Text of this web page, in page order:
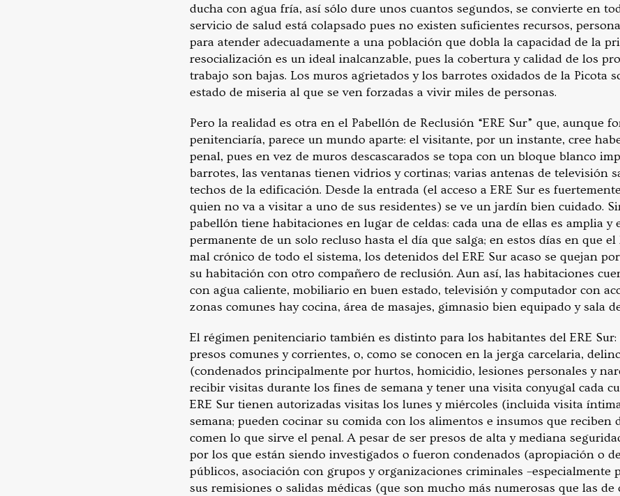
ducha con agua fría, así sólo dure unos cuantos segundos, se convierte en
servicio de salud está colapsado pues no existen suficientes recursos,
para atender adecuadamente a una población que dobla la capacidad de la
resocialización es un ideal inalcanzable, pues la cobertura y calidad de los
trabajo son bajas. Los muros agrietados y los barrotes oxidados de la Picota
estado de miseria al que se ven forzadas a vivir miles de personas.
Pero la realidad es otra en el Pabellón de Reclusión “ERE Sur” que, aunque
penitenciaría, parece un mundo aparte: el visitante, por un instante, cree
penal, pues en vez de muros descascarados se topa con un bloque blanco
barrotes, las ventanas tienen vidrios y cortinas; varias antenas de televisión
techos de la edificación. Desde la entrada (el acceso a ERE Sur es
quien no va a visitar a uno de sus residentes) se ve un jardín bien cuidado.
pabellón tiene habitaciones en lugar de celdas: cada una de ellas es amplia y
permanente de un solo recluso hasta el día que salga; en estos días en que
mal crónico de todo el sistema, los detenidos del ERE Sur acaso se quejan
su habitación con otro compañero de reclusión. Aun así, las habitaciones
con agua caliente, mobiliario en buen estado, televisión y computador con
zonas comunes hay cocina, área de masajes, gimnasio bien equipado y sala
El régimen penitenciario también es distinto para los habitantes del ERE
presos comunes y corrientes, o, como se conocen en la jerga carcelaria,
(condenados principalmente por hurtos, homicidio, lesiones personales y
recibir visitas durante los fines de semana y tener una visita conyugal cada
ERE Sur tienen autorizadas visitas los lunes y miércoles (incluida visita
semana; pueden cocinar su comida con los alimentos e insumos que reciben
comen lo que sirve el penal. A pesar de ser presos de alta y mediana
por los que están siendo investigados o fueron condenados (apropiación o
públicos, asociación con grupos y organizaciones criminales –especialmente
sus remisiones o salidas médicas (que son mucho más numerosas que las